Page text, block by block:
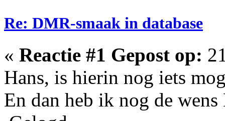
Re: DMR-smaak in database
« Reactie #1 Gepost op:
Hans, is hierin nog iets
En dan heb ik nog de